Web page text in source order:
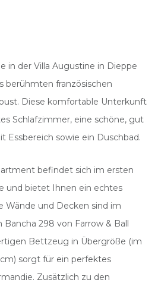
in der Villa Augustine in Dieppe
berühmten französischen
Diese komfortable Unterkunft
Schlafzimmer, eine schöne, gut
Essbereich sowie ein Duschbad.
befindet sich im ersten
und bietet Ihnen ein echtes
Wände und Decken sind im
298 von Farrow & Ball
Bettzeug in Übergröße (im
sorgt für ein perfektes
Zusätzlich zu den